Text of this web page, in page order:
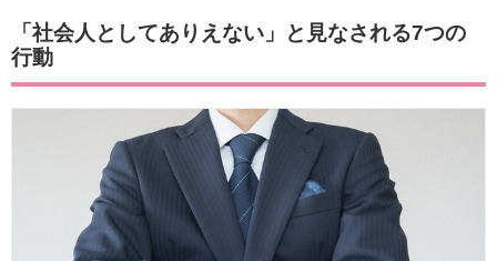
「社会人としてありえない」と見なされる7つの
行動